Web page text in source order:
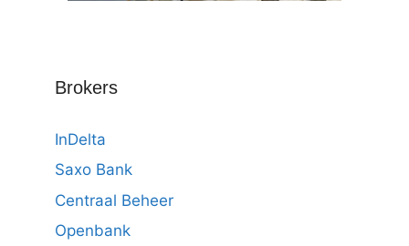
Brokers
InDelta
Saxo Bank
Centraal Beheer
Openbank